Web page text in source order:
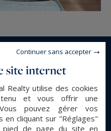
site internet
Realty utilise des cookies
et vous offrir une
pouvez gérer vos
cliquant sur "Réglages"
de page du site en
Continuer sans accepter